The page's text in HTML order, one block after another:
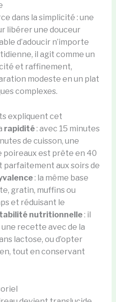
dans la simplicité : une
libérer une douceur
d’adoucir n’importe
il agit comme un
et raffinement,
modeste en un plat
complexes.
expliquent cet
rapidité: avec 15 minutes
de cuisson, une
poireaux est prête en 40
parfaitement aux soirs de
: la même base
gratin, muffins ou
et réduisant le
nutritionnelle: il
recette avec de la
lactose, ou d’opter
tout en conservant